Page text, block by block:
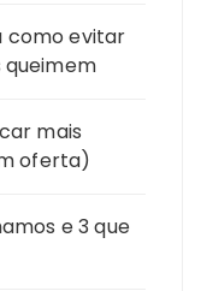
como evitar
queimem
mais
oferta)
e 3 que